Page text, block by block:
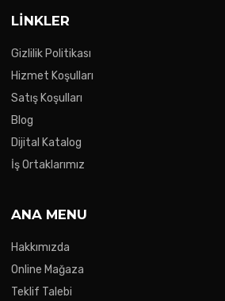
LINKLER
Gizlilik Politikası
Hizmet Koşulları
Satış Koşulları
Blog
Dijital Katalog
İş Ortaklarımız
ANA MENU
Hakkımızda
Online Mağaza
Teklif Talebi